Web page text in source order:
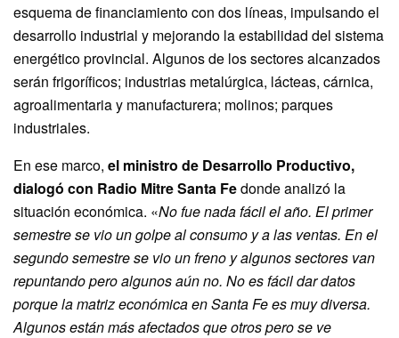
esquema de financiamiento con dos líneas, impulsando el
desarrollo industrial y mejorando la estabilidad del sistema
energético provincial. Algunos de los sectores alcanzados
serán frigoríficos; industrias metalúrgica, lácteas, cárnica,
agroalimentaria y manufacturera; molinos; parques
industriales.
En ese marco, el ministro de Desarrollo Productivo,
dialogó con Radio Mitre Santa Fedonde analizó la
situación económica. «No fue nada fácil el año. El primer
semestre se vio un golpe al consumo y a las ventas. En el
segundo semestre se vio un freno y algunos sectores van
repuntando pero algunos aún no. No es fácil dar datos
porque la matriz económica en Santa Fe es muy diversa.
Algunos están más afectados que otros pero se ve